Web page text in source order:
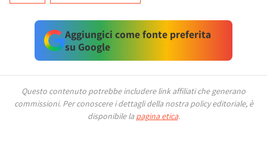
Aggiungici come fonte preferita
su Google
Questo contenuto potrebbe includere link affiliati che generano
commissioni. Per conoscere i dettagli della nostra policy editoriale, è
disponibile la pagina etica.